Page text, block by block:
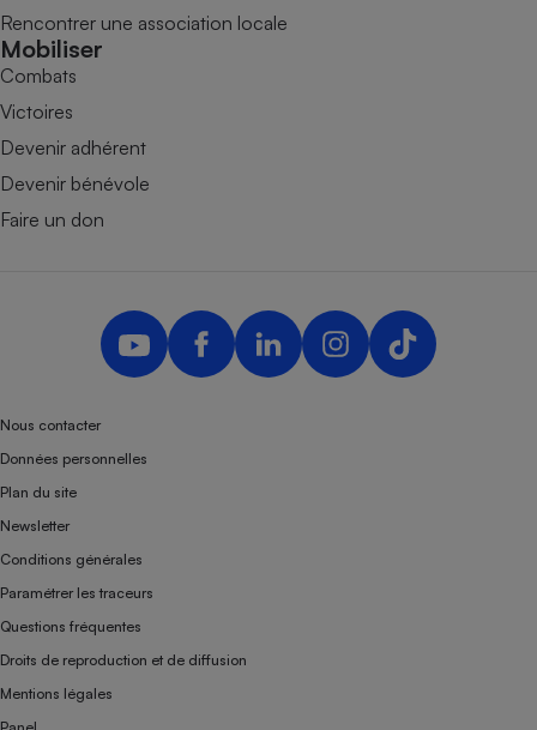
Rencontrer une association locale
Mobiliser
Combats
Victoires
Devenir adhérent
Devenir bénévole
Faire un don
Nous contacter
Données personnelles
Plan du site
Newsletter
Conditions générales
Paramétrer les traceurs
Questions fréquentes
Droits de reproduction et de diffusion
Mentions légales